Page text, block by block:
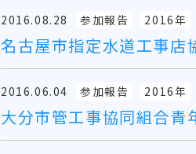
2016.08.28 参加報告 2016年
名古屋市指定水道工事店
2016.06.04 参加報告 2016年
大分市管工事協同組合青